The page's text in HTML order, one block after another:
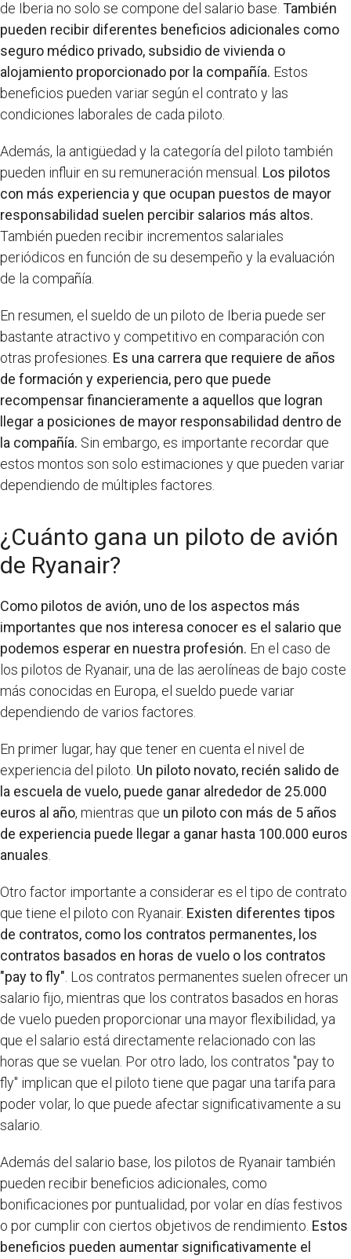
de Iberia no solo se compone del salario base. También
pueden recibir diferentes beneficios adicionales como
seguro médico privado, subsidio de vivienda o
alojamiento proporcionado por la compañía. Estos
beneficios pueden variar según el contrato y las
condiciones laborales de cada piloto.
Además, la antigüedad y la categoría del piloto también
pueden influir en su remuneración mensual. Los pilotos
con más experiencia y que ocupan puestos de mayor
responsabilidad suelen percibir salarios más altos.
También pueden recibir incrementos salariales
periódicos en función de su desempeño y la evaluación
de la compañía.
En resumen, el sueldo de un piloto de Iberia puede ser
bastante atractivo y competitivo en comparación con
otras profesiones. Es una carrera que requiere de años
de formación y experiencia, pero que puede
recompensar financieramente a aquellos que logran
llegar a posiciones de mayor responsabilidad dentro de
la compañía. Sin embargo, es importante recordar que
estos montos son solo estimaciones y que pueden variar
dependiendo de múltiples factores.
¿Cuánto gana un piloto de avión
de Ryanair?
Como pilotos de avión, uno de los aspectos más
importantes que nos interesa conocer es el salario que
podemos esperar en nuestra profesión. En el caso de
los pilotos de Ryanair, una de las aerolíneas de bajo coste
más conocidas en Europa, el sueldo puede variar
dependiendo de varios factores.
En primer lugar, hay que tener en cuenta el nivel de
experiencia del piloto. Un piloto novato, recién salido de
la escuela de vuelo, puede ganar alrededor de 25.000
euros al año, mientras que un piloto con más de 5 años
de experiencia puede llegar a ganar hasta 100.000 euros
anuales
Otro factor importante a considerar es el tipo de contrato
que tiene el piloto con Ryanair. Existen diferentes tipos
de contratos, como los contratos permanentes, los
contratos basados en horas de vuelo o los contratos
"pay to fly" . Los contratos permanentes suelen ofrecer un
salario fijo, mientras que los contratos basados en horas
de vuelo pueden proporcionar una mayor flexibilidad, ya
que el salario está directamente relacionado con las
horas que se vuelan. Por otro lado, los contratos "pay to
fly" implican que el piloto tiene que pagar una tarifa para
poder volar, lo que puede afectar significativamente a su
salario.
Además del salario base, los pilotos de Ryanair también
pueden recibir beneficios adicionales, como
bonificaciones por puntualidad, por volar en días festivos
o por cumplir con ciertos objetivos de rendimiento. Estos
beneficios pueden aumentar significativamente el